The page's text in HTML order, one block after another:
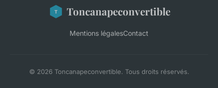
Toncanapeconvertible
Mentions légalesContact
© 2026 Toncanapeconvertible. Tous droits réservés.